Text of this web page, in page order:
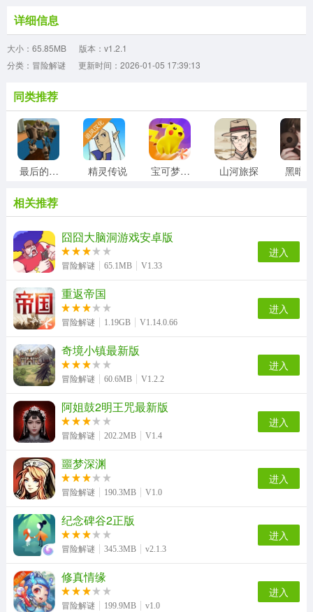
详细信息
大小：65.85MB
版本：v1.2.1
分类：冒险解谜
更新时间：2026-01-05 17:39:13
同类推荐
最后的子弹 精灵传说 宝可梦大集结 山河旅探 黑暗
相关推荐
囧囧大脑洞游戏安卓版
冒险解谜 65.1MB V1.33
进入
重返帝国
冒险解谜 1.19GB V1.14.0.66
进入
奇境小镇最新版
冒险解谜 60.6MB V1.2.2
进入
阿姐鼓2明王咒最新版
冒险解谜 202.2MB V1.4
进入
噩梦深渊
冒险解谜 190.3MB V1.0
进入
纪念碑谷2正版
冒险解谜 345.3MB v2.1.3
进入
修真情缘
冒险解谜 199.9MB v1.0
进入